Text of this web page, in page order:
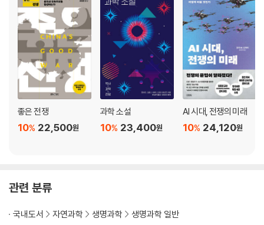
결론_ 때로 이기적인,
그러나 결국은 도덕적인.291
옮긴이의 글.302
참고문헌.307
찾아보기.330
좋은 전쟁
22,500원
10%
과학 소설
23,400원
10%
AI 시대, 전쟁의 미래
24,120원
10%
관련 분류
국내도서 자연과학 생명과학 생명과학 일반